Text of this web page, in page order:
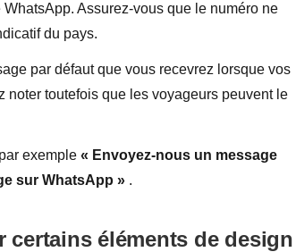
Assurez-vous que le numéro ne
du pays.
par défaut que vous recevrez lorsque vos
noter toutefois que les voyageurs peuvent le
exemple « Envoyez-nous un message
sur WhatsApp » .
éléments de design